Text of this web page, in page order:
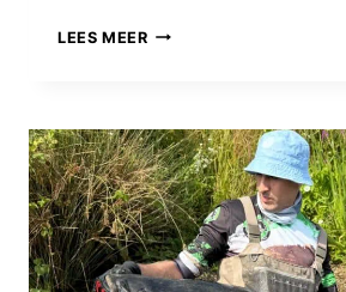
LEES MEEROP
NACHTVISSEN
IN
ARJEPLOG
BIEDT
NIEUWE